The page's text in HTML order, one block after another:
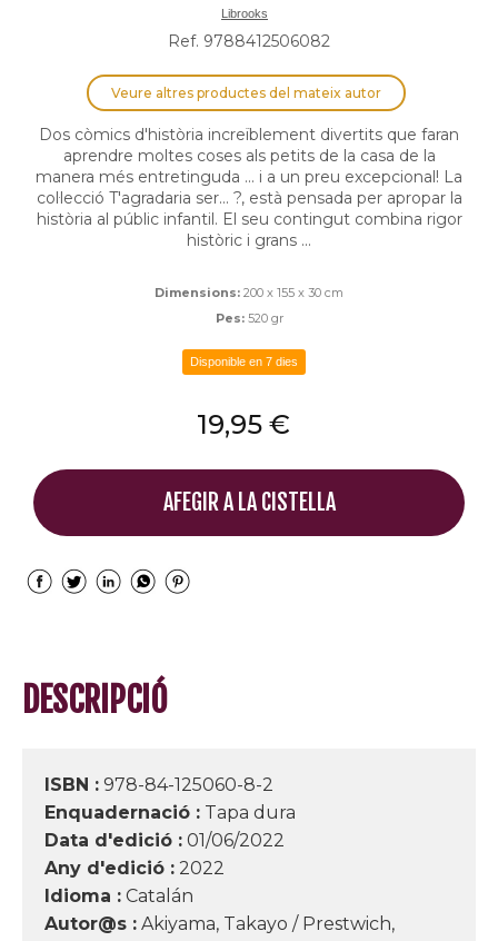
Librooks
Ref. 9788412506082
Veure altres productes del mateix autor
Dos còmics d'història increïblement divertits que faran
aprendre moltes coses als petits de la casa de la
manera més entretinguda ... i a un preu excepcional! La
col·lecció T'agradaria ser... ?, està pensada per apropar la
història al públic infantil. El seu contingut combina rigor
històric i grans ...
Dimensions: 200 x 155 x 30 cm
Pes: 520 gr
Disponible en 7 dies
19,95 €
AFEGIR A LA CISTELLA
DESCRIPCIÓ
ISBN : 978-84-125060-8-2
Enquadernació : Tapa dura
Data d'edició : 01/06/2022
Any d'edició : 2022
Idioma : Catalán
Autor@s : Akiyama, Takayo / Prestwich,